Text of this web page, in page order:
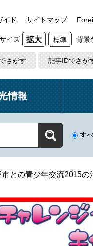
イド サイトマップ
イズ 拡大 標準 背景
さがす 記事IDでさが
情報
す
との青少年交流2015の